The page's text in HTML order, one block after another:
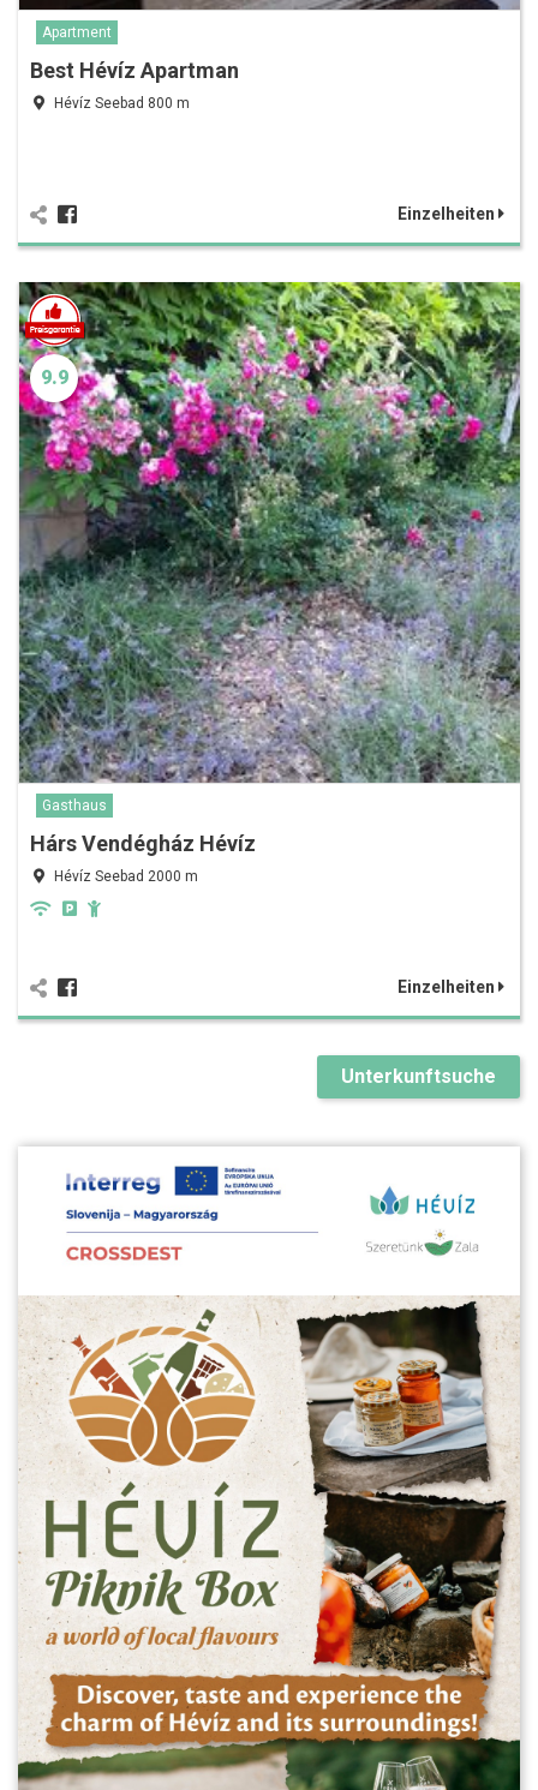
Apartment
Best Hévíz Apartman
Hévíz Seebad 800 m
Einzelheiten
9.9
Gasthaus
Hárs Vendégház Hévíz
Hévíz Seebad 2000 m
Einzelheiten
Unterkunftsuche